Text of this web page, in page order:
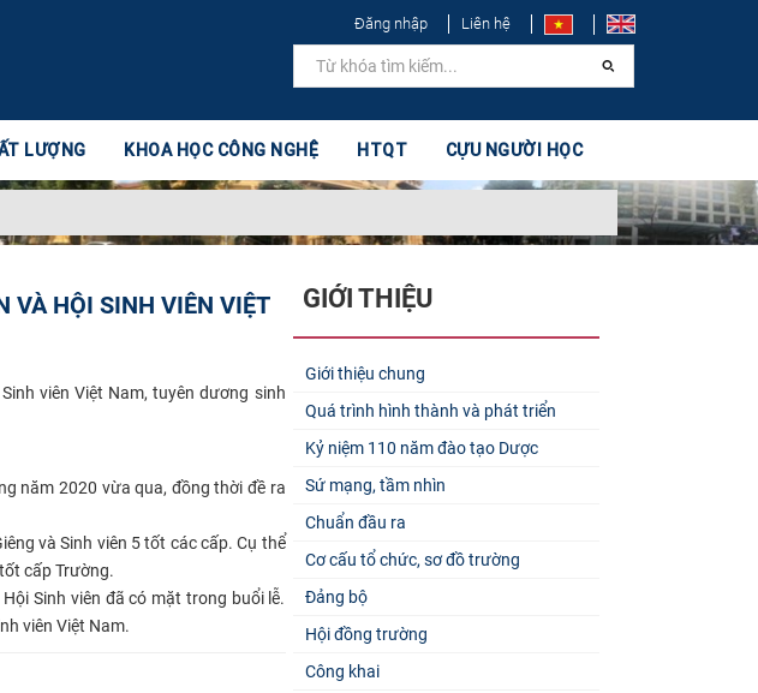
Đăng nhập Liên hệ
LƯỢNG KHOA HỌC CÔNG NGHỆ HTQT CỰU NGƯỜI HỌC
VÀ HỘI SINH VIÊN VIỆT
viên Việt Nam, tuyên dương sinh
năm 2020 vừa qua, đồng thời đề ra
và Sinh viên 5 tốt các cấp. Cụ thể
cấp Trường.
Sinh viên đã có mặt trong buổi lễ.
viên Việt Nam.
GIỚI THIỆU
Giới thiệu chung
Quá trình hình thành và phát triển
Kỷ niệm 110 năm đào tạo Dược
Sứ mạng, tầm nhìn
Chuẩn đầu ra
Cơ cấu tổ chức, sơ đồ trường
Đảng bộ
Hội đồng trường
Công khai